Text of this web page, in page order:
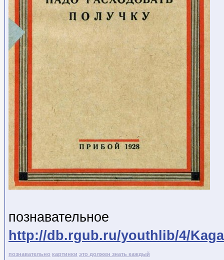
познавательное
http://db.rgub.ru/youthlib/4/
познавательно картинки это должен знать каждый